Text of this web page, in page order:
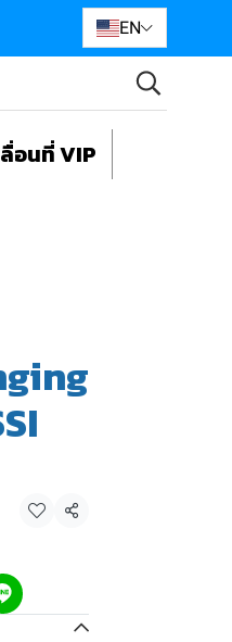
EN
อนที่ VIP
Share